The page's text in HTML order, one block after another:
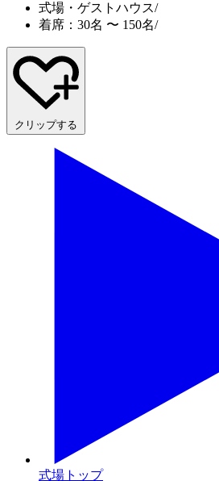
式場・ゲストハウス/
着席：30名 〜 150名/
クリップする
式場トップ